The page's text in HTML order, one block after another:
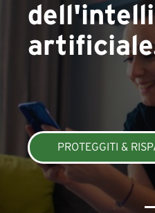
PROTEGGITI &